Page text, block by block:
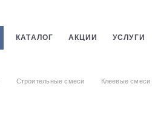
КАТАЛОГ АКЦИИ УСЛУГИ
Строительные смеси Клеевые смеси